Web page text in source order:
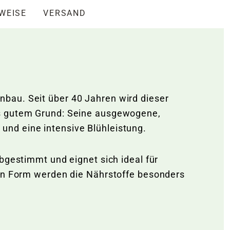
VERSAND
Seit über 40 Jahren wird dieser
Grund: Seine ausgewogene,
eine intensive Blühleistung.
und eignet sich ideal für
Form werden die Nährstoffe besonders